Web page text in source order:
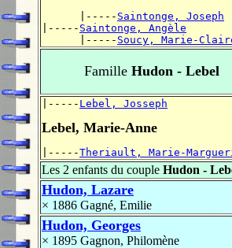
      |-----
Saintonge, Joseph
|----- Saintonge, Angèle
      |-----
Soucy, Marie-
Famille Hudon - Lebel
|----- Lebel, Josseph
Lebel, Marie-Anne
|-----Theriault, Marie-
Les 2 enfants du couple Hudon -
Hudon, Lazare
× 1886 Gagné, Emilie
Hudon, Georges
× 1895 Gagnon, Philomène